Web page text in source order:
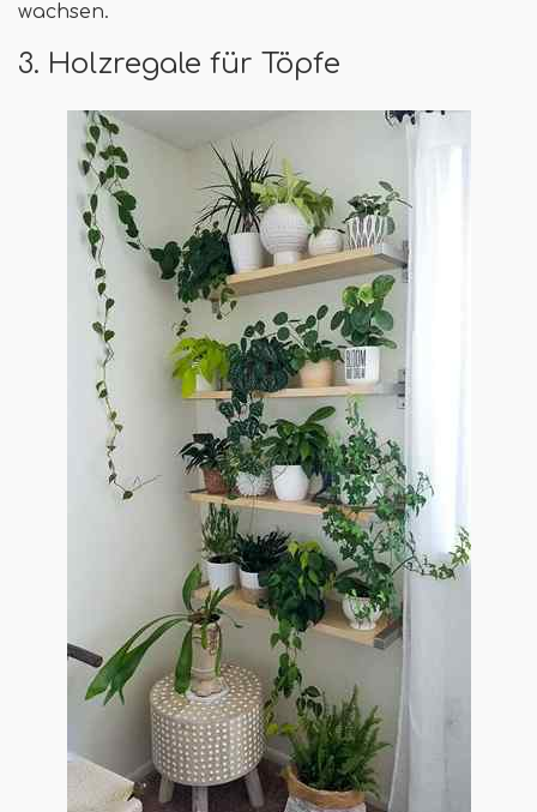
wachsen.
3. Holzregale für Töpfe